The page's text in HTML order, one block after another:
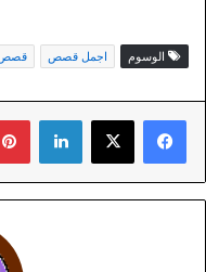
الوسوم اجمل قصص قصص